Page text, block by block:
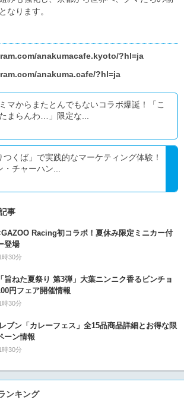
なります。
anakumacafe.kyoto/?hl=ja
anakuma.cafe/?hl=ja
マからまたとんでもないコラボ爆誕！「こ
まらんわ…」限定な...
つくば」で実践的なマーケティング体験！
・チャーハン...
事
Racing初コラボ！夏休み限定ミニカー付
登場
時30分
旨ねた夏祭り 第3弾」大葉ニンニク香るビンチョ
円フェア開催情報
時30分
ブン「カレーフェス」全15品商品詳細とお得な限
ーン情報
時30分
ンキング